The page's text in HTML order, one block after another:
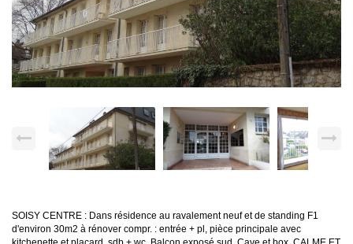
SOISY CENTRE : Dans résidence au ravalement neuf et de standing F1
d'environ 30m2 à rénover compr. : entrée + pl, pièce principale avec